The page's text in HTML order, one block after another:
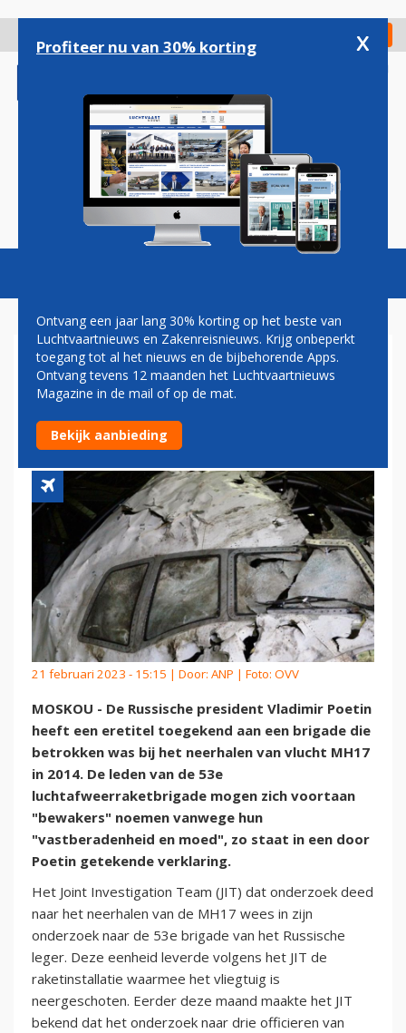
gaan
Check in
Magazine Podcasts Vacatures
POETIN GEEFT ERETITEL AAN
BRIGADE DIE BETROKKEN
WAS BIJ MH17-RAMP
21 februari 2023 - 15:15 | Door: ANP | Foto: OVV
MOSKOU - De Russische president Vladimir Poetin
heeft een eretitel toegekend aan een brigade die
betrokken was bij het neerhalen van vlucht MH17
in 2014. De leden van de 53e
luchtafweerraketbrigade mogen zich voortaan
"bewakers" noemen vanwege hun
"vastberadenheid en moed", zo staat in een door
Poetin getekende verklaring.
Het Joint Investigation Team (JIT) dat onderzoek deed
naar het neerhalen van de MH17 wees in zijn
onderzoek naar de 53e brigade van het Russische
leger. Deze eenheid leverde volgens het JIT de
raketinstallatie waarmee het vliegtuig is
neergeschoten. Eerder deze maand maakte het JIT
bekend dat het onderzoek naar drie officieren van
Profiteer nu van 30% korting x
Ontvang een jaar lang 30% korting op het beste van
Luchtvaartnieuws en Zakenreisnieuws. Krijg onbeperkt
toegang tot al het nieuws en de bijbehorende Apps.
Ontvang tevens 12 maanden het Luchtvaartnieuws
Magazine in de mail of op de mat.
Bekijk aanbieding